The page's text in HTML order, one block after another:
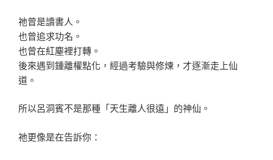
祂曾是讀書人。
也曾追求功名。
也曾在紅塵裡打轉。
後來遇到鍾離權點化，經過考驗與修煉，才逐漸走上仙
道。
所以呂洞賓不是那種「天生離人很遠」的神仙。
祂更像是在告訴你：